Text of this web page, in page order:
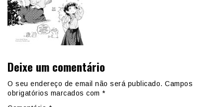
Deixe um comentário
O seu endereço de email não será publicado. Campos
obrigatórios marcados com *